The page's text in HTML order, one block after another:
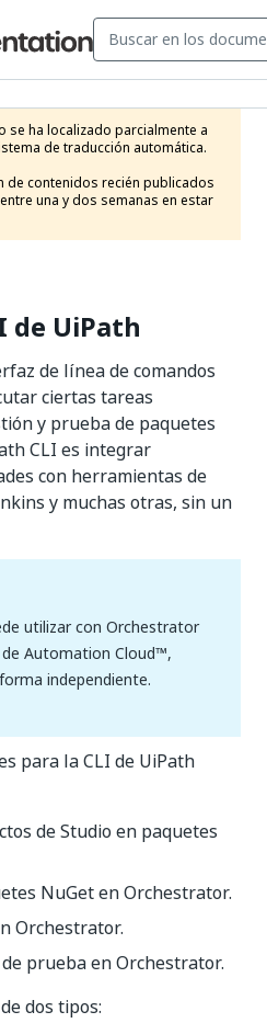
se ha localizado parcialmente a
de traducción automática.
de contenidos recién publicados
una y dos semanas en estar
de UiPath
de línea de comandos
ciertas tareas
y prueba de paquetes
CLI es integrar
con herramientas de
y muchas otras, sin un
utilizar con Orchestrator
Automation Cloud™,
independiente.
para la CLI de UiPath
de Studio en paquetes
NuGet en Orchestrator.
Orchestrator.
prueba en Orchestrator.
dos tipos: